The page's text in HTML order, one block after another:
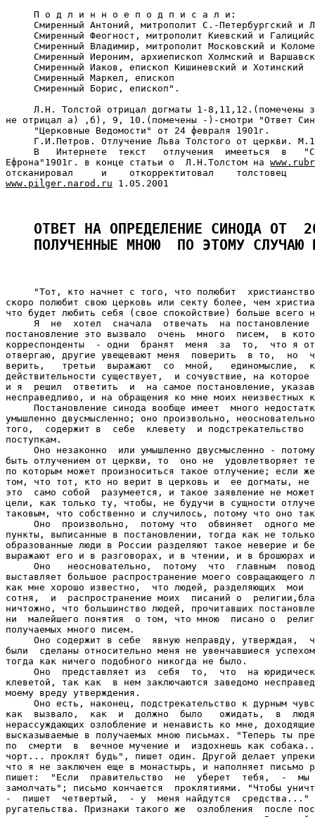
     П о д л и н н о е п о д п и с а л и:
Смиренный Антоний, митрополит С.-Петербургский и
Смиренный Феогност, митрополит Киевский и
Смиренный Владимир, митрополит Московский и
Смиренный Иероним, архиепископ Холмский и
     Смиренный Иаков, епископ Кишиневский и Хотинский
     Смиренный Маркел, епископ
     Смиренный Борис, епископ".
Л.Н. Толстой отрицал догматы 1-8,11,12.(помечены
не отрицал а) ,б), 9, 10.(помечены -)-смотри "Ответ
     "Церковные Ведомости" от 24 февраля 1901г.
Г.И.Петров. Отлучение Льва Толстого от церкви.
В   Интернете  текст   отлучения  имееться  в
Ефрона"1901г. в конце статьи о  Л.Н.Толстом на
www.pilger.narod.ru 1.05.2001
ОТВЕТ НА ОПРЕДЕЛЕНИЕ СИНОДА ОТ
ПОЛУЧЕННЫЕ МНОЮ  ПО ЭТОМУ СЛУЧАЮ